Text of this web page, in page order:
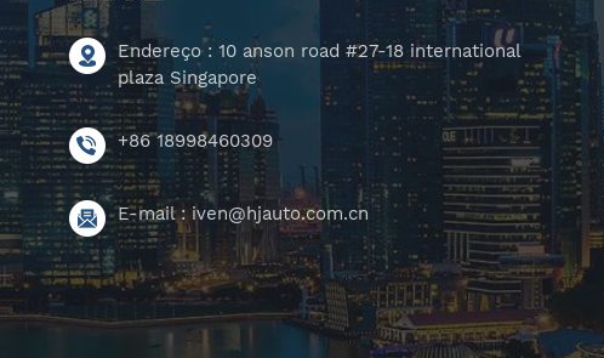
Endereço : 10 anson road #27-18 international
plaza Singapore
+86 18998460309
E-mail : iven@hjauto.com.cn